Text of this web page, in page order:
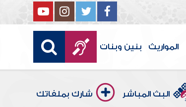
المواريث بنين وبنات
البث المباشر شارك بملفاتك